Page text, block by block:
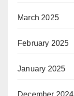
March 2025
February 2025
January 2025
December 2024